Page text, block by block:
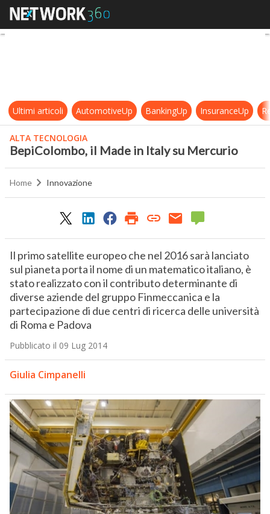
BepiColombo, il Made in Italy su
Ultimi articoli AutomotiveUp BankingUp InsuranceUp
ALTA TECNOLOGIA
BepiColombo, il Made in Italy su Mercurio
Home Innovazione
Il primo satellite europeo che nel 2016 sarà lanciato
sul pianeta porta il nome di un matematico italiano, è
stato realizzato con il contributo determinante di
diverse aziende del gruppo Finmeccanica e la
partecipazione di due centri di ricerca delle università
di Roma e Padova
Pubblicato il 09 Lug 2014
Giulia Cimpanelli